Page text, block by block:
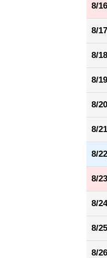
8/16
8/17
8/18
8/19
8/20
8/21
8/22
8/23
8/24
8/25
8/26